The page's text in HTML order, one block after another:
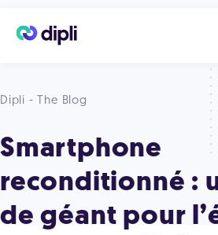
Dipli - The Blog
Smartphone
reconditionné :
de géant pour